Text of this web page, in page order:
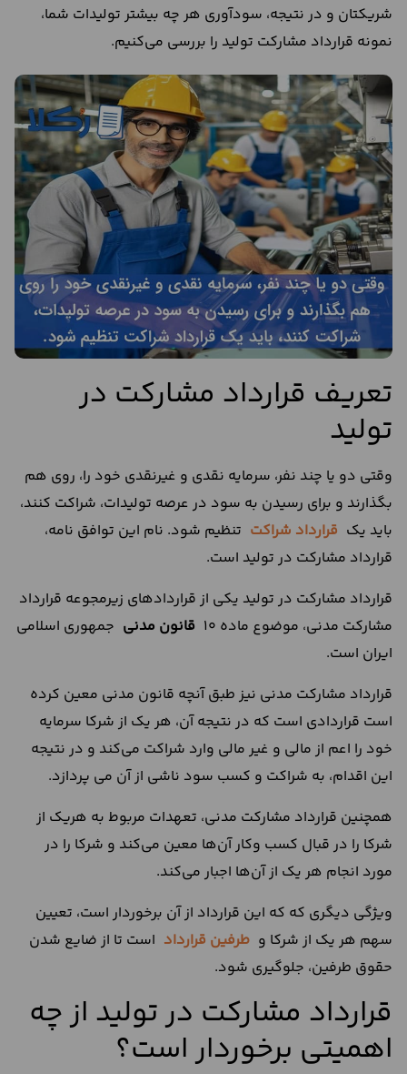
شریکتان و در نتیجه، سودآوری هر چه بیشتر تولیدات شما،
نمونه قرارداد مشارکت تولید را بررسی می‌کنیم.
تعریف قرارداد مشارکت در
تولید
وقتی دو یا چند نفر، سرمایه نقدی و غیرنقدی خود را، روی هم
بگذارند و برای رسیدن به سود در عرصه تولیدات، شراکت کنند،
باید یک قرارداد شراکت تنظیم شود. نام این توافق نامه،
قرارداد مشارکت در تولید است.
قرارداد مشارکت در تولید یکی از قرارداد‌های زیرمجوعه قرارداد
مشارکت مدنی، موضوع ماده 10
قانون مدنی جمهوری اسلامی
ایران است.
قرارداد مشارکت مدنی نیز طبق آنچه قانون مدنی معین کرده
است قراردادی است که در نتیجه آن، هر یک از شرکا سرمایه
خود را اعم از مالی و غیر مالی وارد شراکت می‌کند و در نتیجه
این اقدام، به شراکت و کسب سود ناشی از آن می پردازد.
همچنین قرارداد مشارکت مدنی، تعهدات مربوط به هریک از
شرکا را در قبال کسب و‌کار آن‌ها معین می‌کند و شرکا را در
مورد انجام هر یک از آن‌ها اجبار می‌کند.
ویژگی دیگری که که این قرارداد از آن برخوردار است، تعیین
سهم هر یک از شرکا و طرفین قرارداد است تا از ضایع شدن
حقوق طرفین، جلوگیری شود.
قرارداد مشارکت در تولید از چه
اهمیتی برخوردار است؟